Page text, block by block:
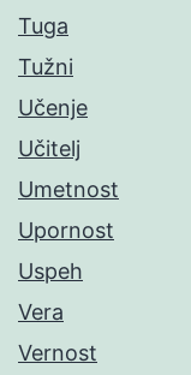
Tuga
Tužni
Učenje
Učitelj
Umetnost
Upornost
Uspeh
Vera
Vernost